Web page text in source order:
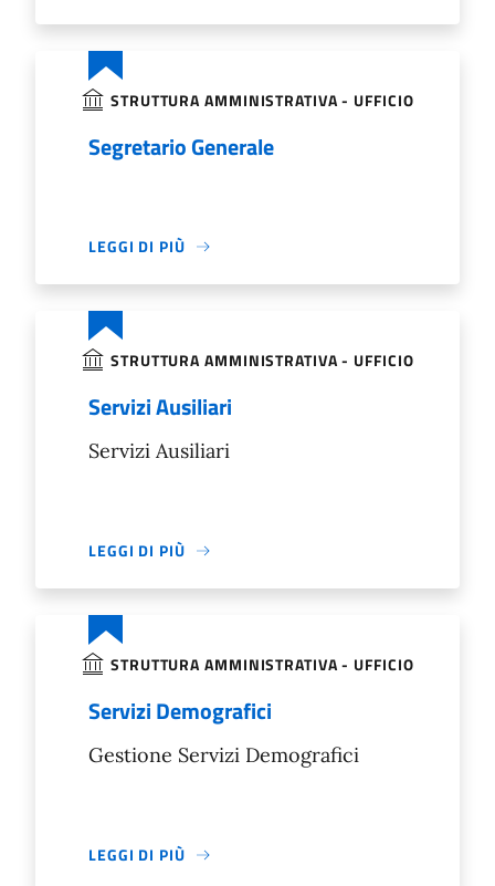
STRUTTURA AMMINISTRATIVA - UFFICIO
Segretario Generale
LEGGI DI PIÙ
STRUTTURA AMMINISTRATIVA - UFFICIO
Servizi Ausiliari
Servizi Ausiliari
LEGGI DI PIÙ
STRUTTURA AMMINISTRATIVA - UFFICIO
Servizi Demografici
Gestione Servizi Demografici
LEGGI DI PIÙ